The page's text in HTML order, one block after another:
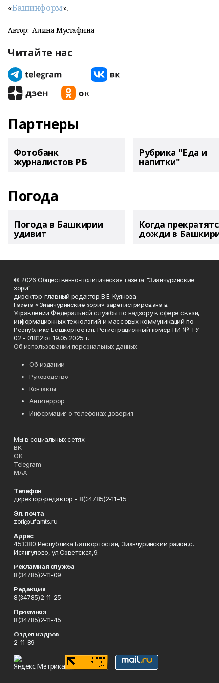
«Башинформ».
Автор: Алина Мустафина
Читайте нас
Партнеры
Фотобанк
журналистов РБ
Рубрика "Еда и
напитки"
Погода
Погода в Башкирии
удивит
Когда
дожди в
© 2026 Общественно-политическая газета "Зианчуринские
зори"
директор-главный редактор В.Е. Куянова
Газета «Зианчуринские зори» зарегистрирована в
Управлении Федеральной службы по надзору в сфере связи,
информационных технологий и массовых коммуникаций по
Республике Башкортостан. Регистрационный номер ПИ № ТУ
02 - 01812 от 19.05.2025 г.
Об использовании персональных данных
Об издании
Руководство
Контакты
Антитеррор
Информация о телефонах доверия
Мы в социальных сетях
ВК
ОК
Telegram
MAX
Телефон
директор-редактор - 8(34785)2-11-45
Эл. почта
zori@ufamts.ru
Адрес
453380 Республика Башкортостан, Зианчуринский район,с.
Исянгулово, ул.Советская,9.
Рекламная служба
8(34785)2-11-09
Редакция
8(34785)2-11-25
Приемная
8(34785)2-11-45
Отдел кадров
2-11-89